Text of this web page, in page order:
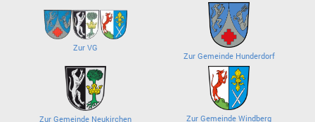
Zur VG
Zur Gemeinde Hunderdorf
Zur Gemeinde Neukirchen Zur Gemeinde Windberg